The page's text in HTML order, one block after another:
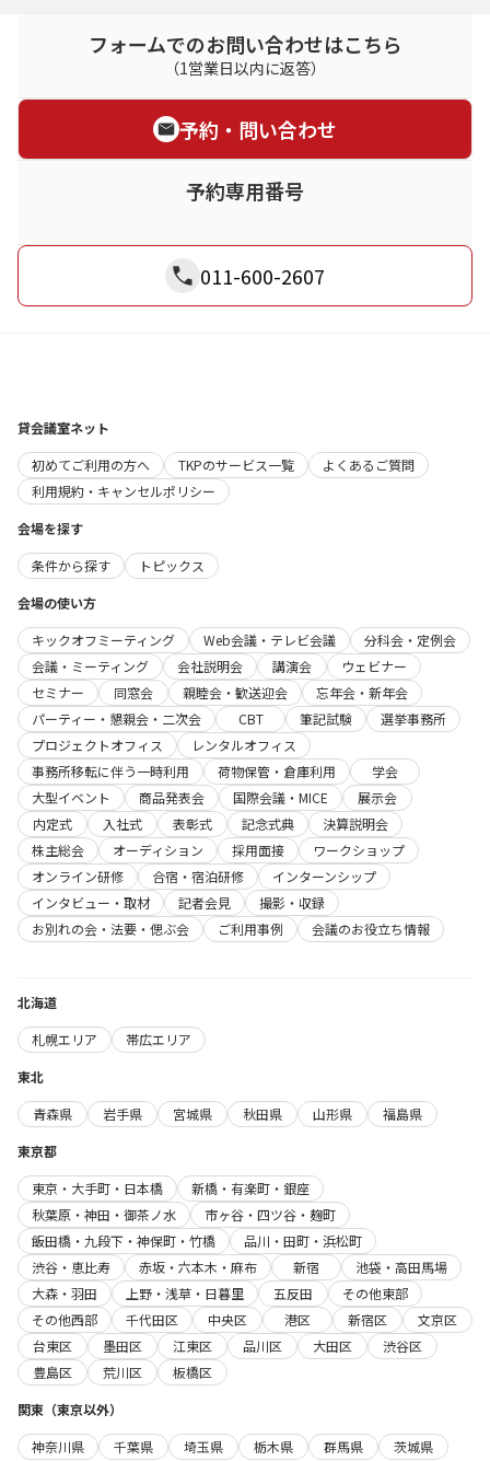
フォームでのお問い合わせはこちら
（1営業日以内に返答）
予約・問い合わせ
予約専用番号
011-600-2607
貸会議室ネット
初めてご利用の方へ
TKPのサービス一覧
よくあるご質問
利用規約・キャンセルポリシー
会場を探す
条件から探す
トピックス
会場の使い方
キックオフミーティング
Web会議・テレビ会議
分科会・定例会
会議・ミーティング
会社説明会 講演会
ウェビナー
セミナー
同窓会 親睦会・歓送迎会
忘年会・新年会
パーティー・懇親会・二次会
CBT 筆記試験
選挙事務所
プロジェクトオフィス
レンタルオフィス
事務所移転に伴う一時利用
荷物保管・倉庫利用
学会
大型イベント
商品発表会 国際会議・MICE
展示会
内定式
入社式 表彰式 記念式典
決算説明会
株主総会
オーディション 採用面接
ワークショップ
オンライン研修
合宿・宿泊研修
インターンシップ
インタビュー・取材
記者会見
撮影・収録
お別れの会・法要・偲ぶ会
ご利用事例 会議のお役立ち情報
北海道
札幌エリア
帯広エリア
東北
青森県
岩手県 宮城県 秋田県 山形県
福島県
東京都
東京・大手町・日本橋
新橋・有楽町・銀座
秋葉原・神田・御茶ノ水
市ヶ谷・四ツ谷・麹町
飯田橋・九段下・神保町・竹橋
品川・田町・浜松町
渋谷・恵比寿
赤坂・六本木・麻布 新宿
池袋・高田馬場
大森・羽田
上野・浅草・日暮里 五反田
その他東部
その他西部
千代田区 中央区 港区 新宿区
文京区
台東区
墨田区 江東区 品川区 大田区
渋谷区
豊島区
荒川区
板橋区
関東（東京以外）
神奈川県
千葉県 埼玉県 栃木県 群馬県
茨城県